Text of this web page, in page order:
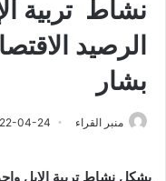
نشاط تربية
الرصيد
بشار
منبر القراء 04-24
يشكل نشاط تربية الإبل